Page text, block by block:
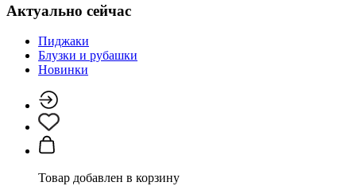
Актуально сейчас
Пиджаки
Блузки и рубашки
Новинки
Товар добавлен в корзину